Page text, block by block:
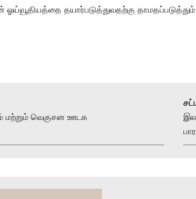
தயார்படுத்துவதற்கு
மற்றும் வெகுசன ஊடக